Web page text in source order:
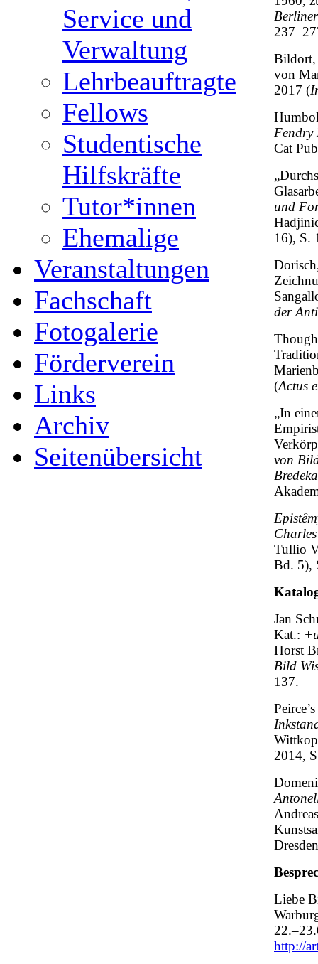
Service und
Verwaltung
Lehrbeauftragte
Fellows
Studentische
Hilfskräfte
Tutor*innen
Ehemalige
Veranstaltungen
Fachschaft
Fotogalerie
Förderverein
Links
Archiv
Seitenübersicht
von
2017 (
Fendry
Cat
und
16), S.
der
(Actus
„In
von
Tullio
Bd. 5),
Jan
Kat.:
Horst
Bild
137.
2014,
Liebe
http://